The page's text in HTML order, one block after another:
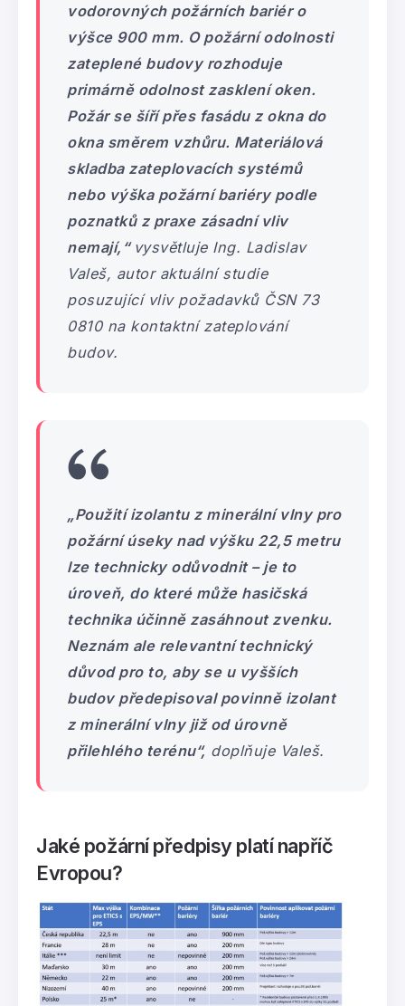
vodorovných požárních bariér o
výšce 900 mm. O požární odolnosti
zateplené budovy rozhoduje
primárně odolnost zasklení oken.
Požár se šíří přes fasádu z okna do
okna směrem vzhůru. Materiálová
skladba zateplovacích systémů
nebo výška požární bariéry podle
poznatků z praxe zásadní vliv
nemají,“ vysvětluje Ing. Ladislav
Valeš, autor aktuální studie
posuzující vliv požadavků ČSN 73
0810 na kontaktní zateplování
budov.
„Použití izolantu z minerální vlny pro
požární úseky nad výšku 22,5 metru
lze technicky odůvodnit – je to
úroveň, do které může hasičská
technika účinně zasáhnout zvenku.
Neznám ale relevantní technický
důvod pro to, aby se u vyšších
budov předepisoval povinně izolant
z minerální vlny již od úrovně
přilehlého terénu“, doplňuje Valeš.
Jaké požární předpisy platí napříč
Evropou?